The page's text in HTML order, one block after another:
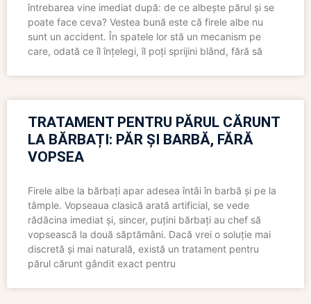
întrebarea vine imediat după: de ce albește părul și se
poate face ceva? Vestea bună este că firele albe nu
sunt un accident. În spatele lor stă un mecanism pe
care, odată ce îl înțelegi, îl poți sprijini blând, fără să
TRATAMENT PENTRU PĂRUL CĂRUNT
LA BĂRBAȚI: PĂR ȘI BARBĂ, FĂRĂ
VOPSEA
Firele albe la bărbați apar adesea întâi în barbă și pe la
tâmple. Vopseaua clasică arată artificial, se vede
rădăcina imediat și, sincer, puțini bărbați au chef să
vopsească la două săptămâni. Dacă vrei o soluție mai
discretă și mai naturală, există un tratament pentru
părul cărunt gândit exact pentru